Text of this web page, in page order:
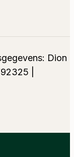
Dion
|